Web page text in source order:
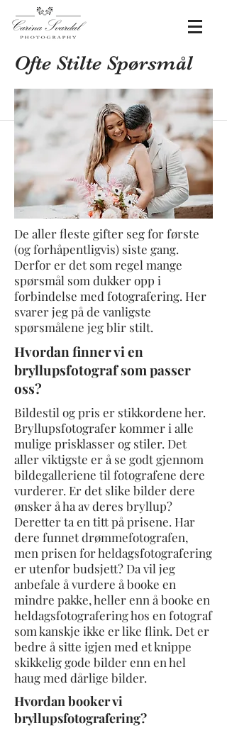
Ofte Stilte Spørsmål
De aller fleste gifter seg for første
(og forhåpentligvis) siste gang.
Derfor er det som regel mange
spørsmål som dukker opp i
forbindelse med fotografering. Her
svarer jeg på de vanligste
spørsmålene jeg blir stilt.
Hvordan finner vi en
bryllupsfotograf som passer
oss?
Bildestil og pris er stikkordene her.
Bryllupsfotografer kommer i alle
mulige prisklasser og stiler. Det
aller viktigste er å se godt gjennom
bildegalleriene til fotografene dere
vurderer. Er det slike bilder dere
ønsker å ha av deres bryllup?
Deretter ta en titt på prisene. Har
dere funnet drømmefotografen,
men prisen for heldagsfotografering
er utenfor budsjett? Da vil jeg
anbefale å vurdere å booke en
mindre pakke, heller enn å booke en
heldagsfotografering hos en fotograf
som kanskje ikke er like flink. Det er
bedre å sitte igjen med et knippe
skikkelig gode bilder enn en hel
haug med dårlige bilder.
Hvordan booker vi
bryllupsfotografering?